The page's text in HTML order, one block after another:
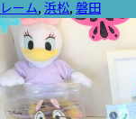
者:
レーム, 浜松, 磐田